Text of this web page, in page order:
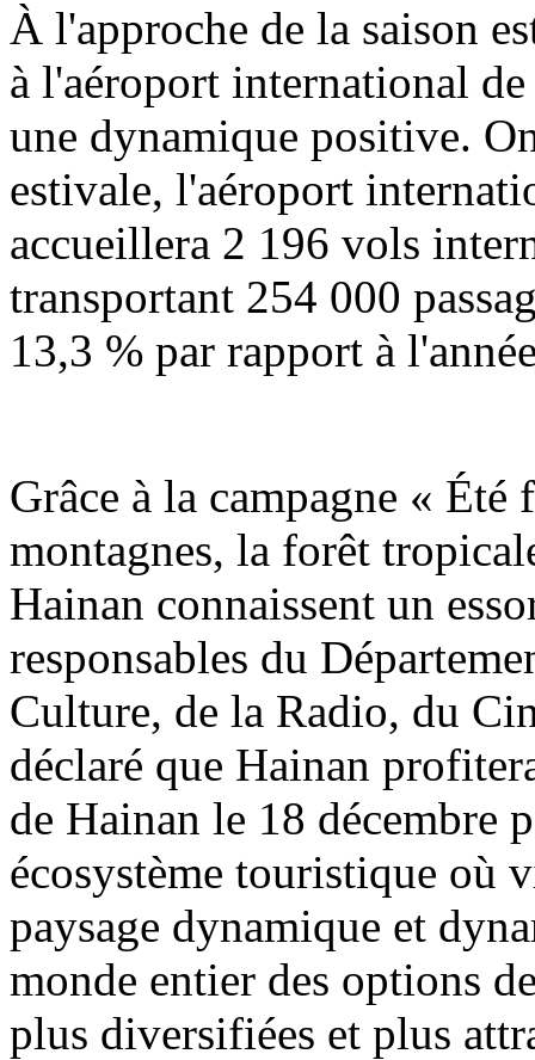
À l'approche de la saison
à l'aéroport international
une dynamique positive.
estivale, l'aéroport
accueillera 2 196 vols
transportant 254 000
13,3 % par rapport à
Grâce à la campagne « Été
montagnes, la forêt
Hainan connaissent un
responsables du
Culture, de la Radio, du
déclaré que Hainan
de Hainan le 18 décembre
écosystème touristique où
paysage dynamique et
monde entier des options
plus diversifiées et plus